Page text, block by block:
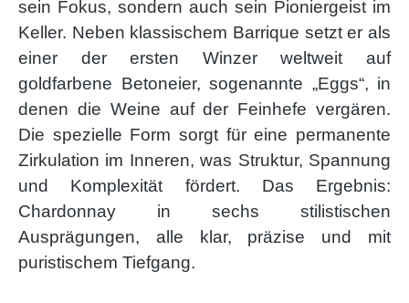
sein Fokus, sondern auch sein Pioniergeist im
Keller. Neben klassischem Barrique setzt er als
einer der ersten Winzer weltweit auf
goldfarbene Betoneier, sogenannte „Eggs“, in
denen die Weine auf der Feinhefe vergären.
Die spezielle Form sorgt für eine permanente
Zirkulation im Inneren, was Struktur, Spannung
und Komplexität fördert. Das Ergebnis:
Chardonnay in sechs stilistischen
Ausprägungen, alle klar, präzise und mit
puristischem Tiefgang.